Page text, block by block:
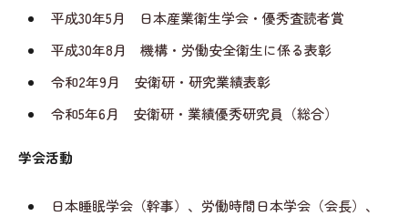
平成30年5月 日本産業衛生学会・優秀査読者賞
平成30年8月 機構・労働安全衛生に係る表彰
令和2年9月 安衛研・研究業績表彰
令和5年6月 安衛研・業績優秀研究員（総合）
学会活動
日本睡眠学会（幹事）、労働時間日本学会（会長）、